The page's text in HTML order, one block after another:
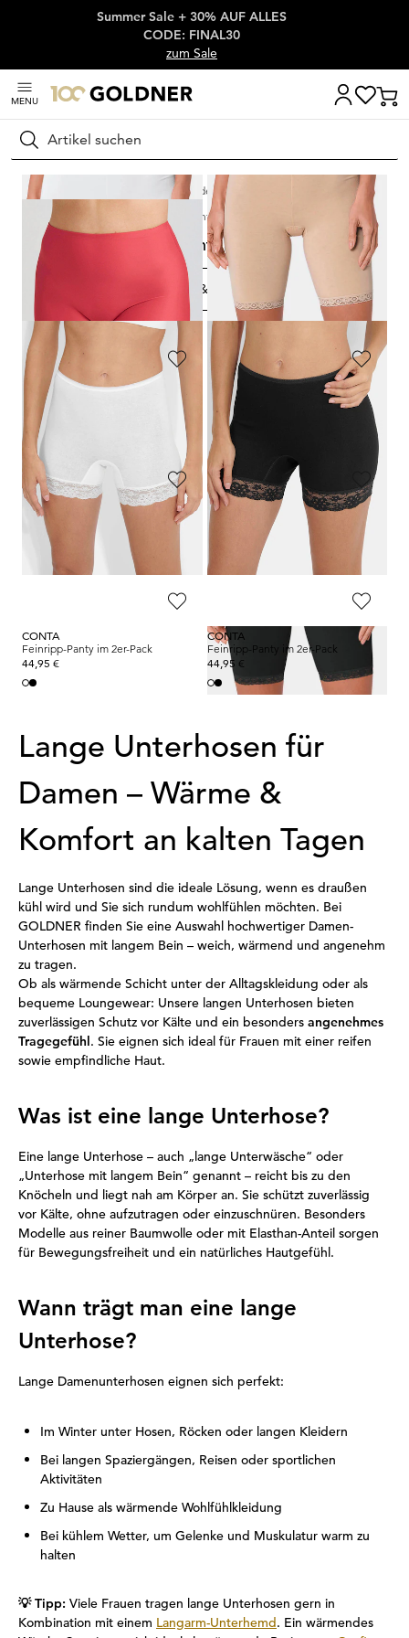
Überspringe Navigation, direkt zum Content
Summer Sale + 30% AUF ALLES
CODE: FINAL30
zum Sale
MENU
Suchen
Wäsche & Bademode
Lange Unterhosen
Lange Unterhosen
Artikel
FILTERN & SORTIEREN
SLOGGI
Langbeinschlüpfer mit Spitze
19,95 €
SLOGGI
Langbeinschlüpfer mit Spitze
19,95 €
MISS MARY
24,50 €
34,99 €
SLOGGI
Langbeinschlüpfer mit Spitze
CONTA
Feinripp-Panty im 2er-Pack
44,95 €
CONTA
Feinripp-Panty im 2er-Pack
44,95 €
Lange Unterhosen für
Damen – Wärme &
Komfort an kalten Tagen
Lange Unterhosen sind die ideale Lösung, wenn es draußen
kühl wird und Sie sich rundum wohlfühlen möchten. Bei
GOLDNER finden Sie eine Auswahl hochwertiger Damen-
Unterhosen mit langem Bein – weich, wärmend und angenehm
zu tragen.
Ob als wärmende Schicht unter der Alltagskleidung oder als
bequeme Loungewear: Unsere langen Unterhosen bieten
zuverlässigen Schutz vor Kälte und ein besonders angenehmes
Tragegefühl. Sie eignen sich ideal für Frauen mit einer reifen
sowie empfindliche Haut.
Was ist eine lange Unterhose?
Eine lange Unterhose – auch „lange Unterwäsche“ oder
„Unterhose mit langem Bein“ genannt – reicht bis zu den
Knöcheln und liegt nah am Körper an. Sie schützt zuverlässig
vor Kälte, ohne aufzutragen oder einzuschnüren. Besonders
Modelle aus reiner Baumwolle oder mit Elasthan-Anteil sorgen
für Bewegungsfreiheit und ein natürliches Hautgefühl.
Wann trägt man eine lange
Unterhose?
Lange Damenunterhosen eignen sich perfekt:
Im Winter unter Hosen, Röcken oder langen Kleidern
Bei langen Spaziergängen, Reisen oder sportlichen
Aktivitäten
Zu Hause als wärmende Wohlfühlkleidung
Bei kühlem Wetter, um Gelenke und Muskulatur warm zu
halten
💡Tipp: Viele Frauen tragen lange Unterhosen gern in
Kombination mit einem Langarm-Unterhemd. Ein wärmendes